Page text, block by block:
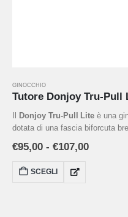
GINOCCHIO
Tutore Donjoy Tru-Pull
Il Donjoy Tru‑Pull Lite è una
dotata di una fascia biforcuta
durante il movimento.
contatto diretto con la rotula,
tessuto traspirante
€95,00 - €107,00
SCEGLI